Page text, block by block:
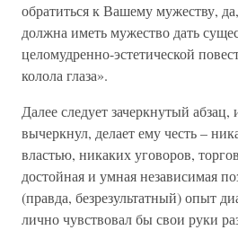
обратиться к Вашему мужеству,
должна иметь мужество дать
целомудренно-эстетической
колола глаза».
Далее следует зачеркнутый
вычеркнул, делает ему честь –
властью, никаких уговоров,
достойная и умная независимая
(правда, безрезультатный) опыт
лично чувствовал бы свои руки